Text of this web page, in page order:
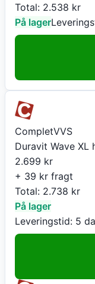
Total: 2.538 kr
På lager
CompletVVS
Duravit Wave XL
2.699 kr
+ 39 kr fragt
Total: 2.738 kr
På lager
Leveringstid: 5